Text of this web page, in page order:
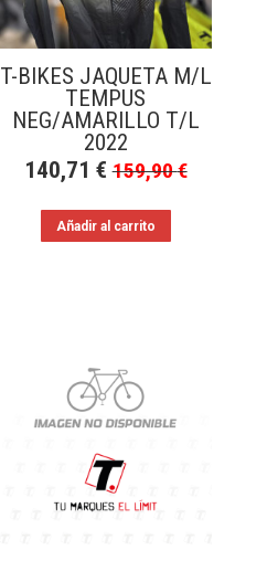
T-BIKES JAQUETA M/L
TEMPUS
NEG/AMARILLO T/L
2022
140,71 € 159,90€
Añadir al carrito